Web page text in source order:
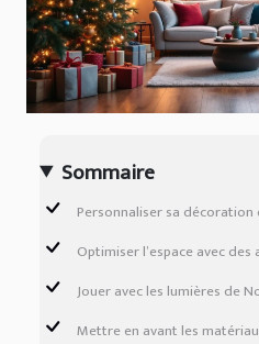
Sommaire
Personnaliser sa
Optimiser l’espace avec
Jouer avec les lumières de
Mettre en avant les